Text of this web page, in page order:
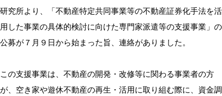
研究所より、「不動産特定共同事業等の不動産証券化手法を活
用した事業の具体的検討に向けた専門家派遣等の支援事業」の
公募が７月９日から始まった旨、連絡がありました。
この支援事業は、不動産の開発・改修等に関わる事業者の方
が、空き家や遊休不動産の再生・活用に取り組む際に、資金調